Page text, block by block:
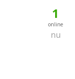
1
online
nu